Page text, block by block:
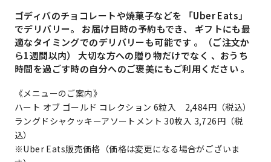
ゴディバのチョコレートや焼菓子などを 「Uber Eats」
でデリバリー。 お届け日時の予約もでき、 ギフトにも最
適なタイミングでのデリバリーも可能です 。（ご注文か
ら1週間以内） 大切な方への贈り物だけでなく 、おうち
時間を過ごす時の自分へのご褒美にもご利用ください 。
《メニューのご案内》
ハート オブ ゴールド コレクション 6粒入 2,484円（税込）
ラングドシャクッキーアソートメント 30枚入 3,726円（税
込）
※Uber Eats販売価格（価格は変更になる場合がございま